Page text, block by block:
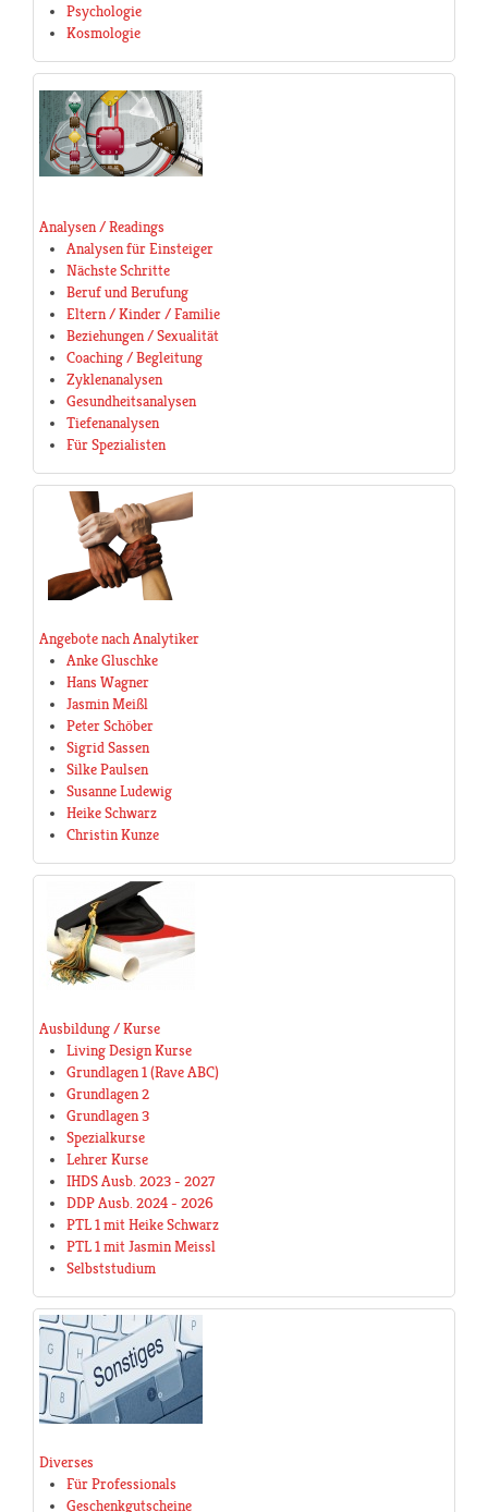
Psychologie
Kosmologie
Analysen / Readings
Analysen für Einsteiger
Nächste Schritte
Beruf und Berufung
Eltern / Kinder / Familie
Beziehungen / Sexualität
Coaching / Begleitung
Zyklenanalysen
Gesundheitsanalysen
Tiefenanalysen
Für Spezialisten
Angebote nach Analytiker
Anke Gluschke
Hans Wagner
Jasmin Meißl
Peter Schöber
Sigrid Sassen
Silke Paulsen
Susanne Ludewig
Heike Schwarz
Christin Kunze
Ausbildung / Kurse
Living Design Kurse
Grundlagen 1 (Rave ABC)
Grundlagen 2
Grundlagen 3
Spezialkurse
Lehrer Kurse
IHDS Ausb. 2023 - 2027
DDP Ausb. 2024 - 2026
PTL 1 mit Heike Schwarz
PTL 1 mit Jasmin Meissl
Selbststudium
Diverses
Für Professionals
Geschenkgutscheine